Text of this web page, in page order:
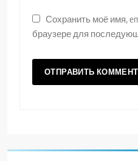
Сохранить моё имя,
браузере для